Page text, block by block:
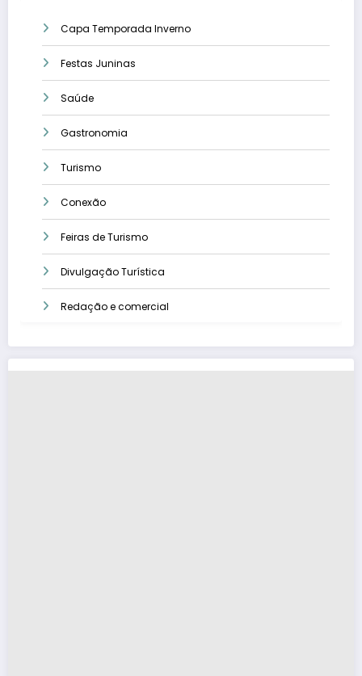
Capa Temporada Inverno
Festas Juninas
Saúde
Gastronomia
Turismo
Conexão
Feiras de Turismo
Divulgação Turística
Redação e comercial